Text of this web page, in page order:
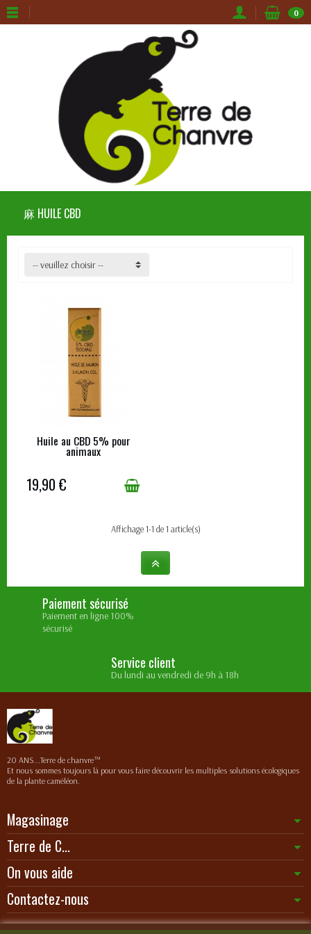
0
⿇ HUILE CBD
-- veuillez choisir --
EN STOCK
Huile au CBD 5% pour
animaux
19,90 €
Affichage 1-1 de 1 article(s)
Paiement sécurisé
Paiement en ligne 100%
sécurisé
Service client
Du lundi au vendredi de 9h à 18h
20 ANS...Terre de chanvre™
Et nous sommes toujours là pour vous faire découvrir les multiples solutions écologiques
de la plante caméléon.
Magasinage
Terre de C...
On vous aide
Contactez-nous